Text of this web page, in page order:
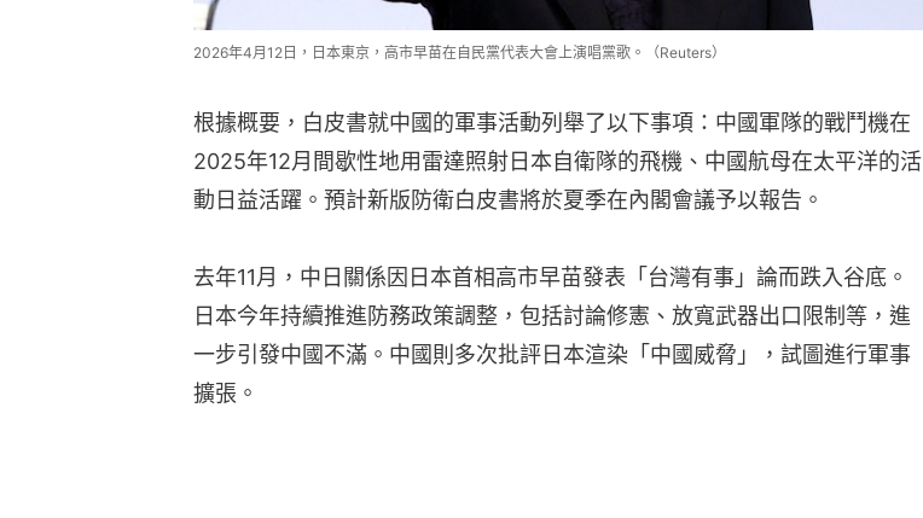
2026年4月12日，日本東京，高市早苗在自民黨代表大會上演唱黨歌。（Reuters）
根據概要，白皮書就中國的軍事活動列舉了以下事項：中國軍隊的戰鬥機在
2025年12月間歇性地用雷達照射日本自衛隊的飛機、中國航母在太平洋的活
動日益活躍。預計新版防衛白皮書將於夏季在內閣會議予以報告。
去年11月，中日關係因日本首相高市早苗發表「台灣有事」論而跌入谷底。
日本今年持續推進防務政策調整，包括討論修憲、放寬武器出口限制等，進
一步引發中國不滿。中國則多次批評日本渲染「中國威脅」，試圖進行軍事
擴張。